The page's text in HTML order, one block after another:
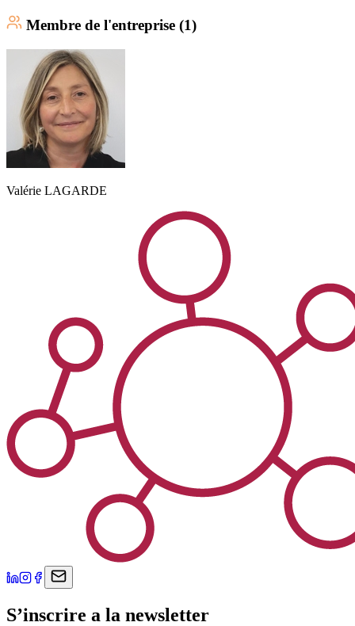
Membre de l'entreprise (1)
Valérie LAGARDE
S’inscrire a la newsletter